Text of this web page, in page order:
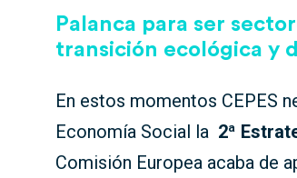
Palanca para ser
transición ecológica y
En estos momentos CEPES
Economía Social la 2ª
Comisión Europea acaba de